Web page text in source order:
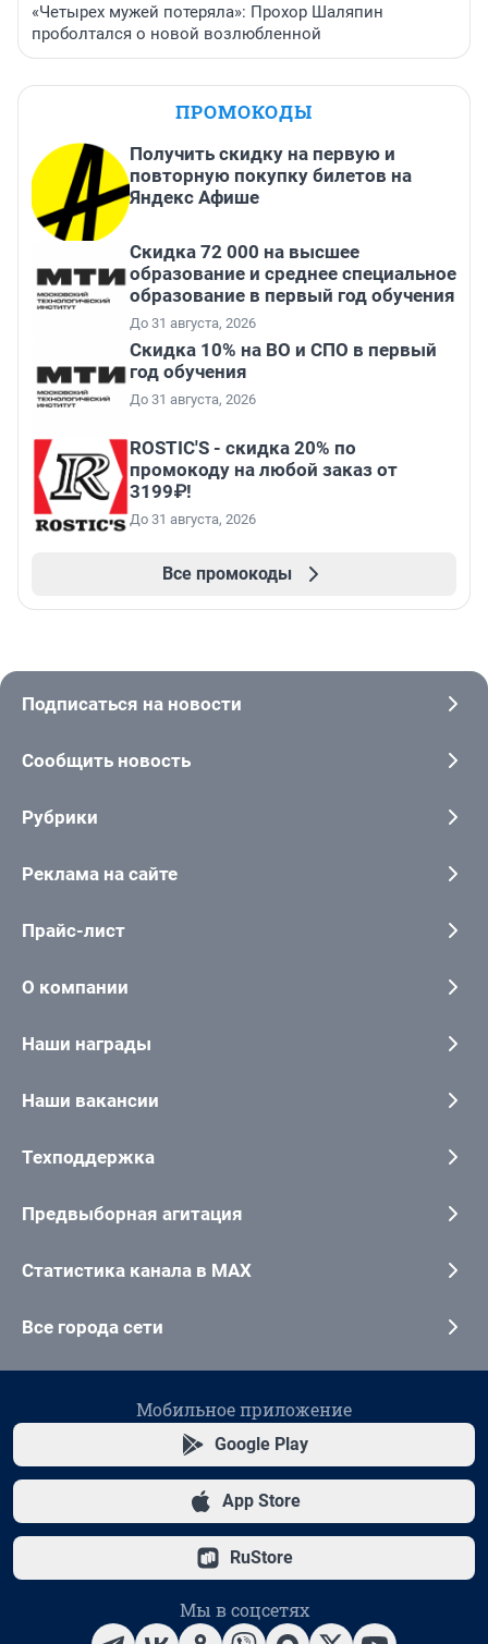
«Четырех мужей потеряла»: Прохор Шаляпин
проболтался о новой возлюбленной
ПРОМОКОДЫ
Получить скидку на первую и
повторную покупку билетов на
Яндекс Афише
Скидка 72 000 на высшее
образование и среднее специальное
образование в первый год обучения
До 31 августа, 2026
Скидка 10% на ВО и СПО в первый
год обучения
До 31 августа, 2026
ROSTIC'S - скидка 20% по
промокоду на любой заказ от
3199₽!
До 31 августа, 2026
Все промокоды
Подписаться на новости
Сообщить новость
Рубрики
Реклама на сайте
Прайс-лист
О компании
Наши награды
Наши вакансии
Техподдержка
Предвыборная агитация
Статистика канала в MAX
Все города сети
Мобильное приложение
Google Play
App Store
RuStore
Мы в соцсетях